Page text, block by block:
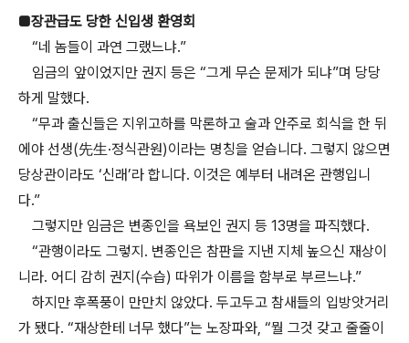
■장관급도 당한 신입생 환영회
“네 놈들이 과연 그랬느냐.”
임금의 앞이었지만 권지 등은 “그게 무슨 문제가 되냐”며 당당
하게 말했다.
“무과 출신들은 지위고하를 막론하고 술과 안주로 회식을 한 뒤
에야 선생(先生·정식관원)이라는 명칭을 얻습니다. 그렇지 않으면
당상관이라도 ‘신래’라 합니다. 이것은 예부터 내려온 관행입니
다.”
그렇지만 임금은 변종인을 욕보인 권지 등 13명을 파직했다.
“관행이라도 그렇지. 변종인은 참판을 지낸 지체 높으신 재상이
니라. 어디 감히 권지(수습) 따위가 이름을 함부로 부르느냐.”
하지만 후폭풍이 만만치 않았다. 두고두고 참새들의 입방앗거리
가 됐다. “재상한테 너무 했다”는 노장파와, “뭘 그것 갖고 줄줄이